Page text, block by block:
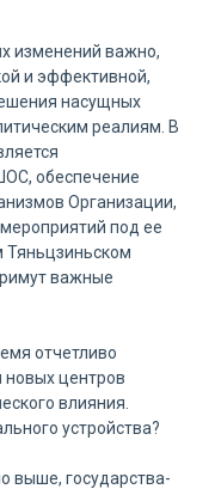
изменений важно,
и эффективной,
насущных
реалиям. В
обеспечение
Организации,
под ее
Тяньцзиньском
важные
отчетливо
новых центров
влияния.
устройства?
выше, государства-